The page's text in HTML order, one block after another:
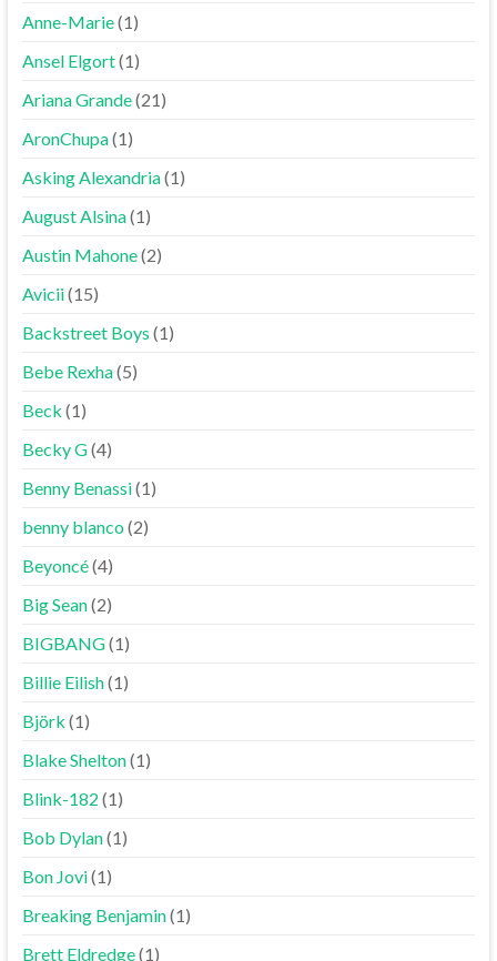
Anne-Marie(1)
Ansel Elgort(1)
Ariana Grande(21)
AronChupa(1)
Asking Alexandria(1)
August Alsina(1)
Austin Mahone(2)
Avicii(15)
Backstreet Boys (1)
Bebe Rexha(5)
Beck (1)
Becky G(4)
Benny Benassi(1)
benny blanco(2)
Beyoncé(4)
Big Sean(2)
BIGBANG(1)
Billie Eilish(1)
Björk (1)
Blake Shelton(1)
Blink-182 (1)
Bob Dylan(1)
Bon Jovi(1)
Breaking Benjamin(1)
Brett Eldredge(1)